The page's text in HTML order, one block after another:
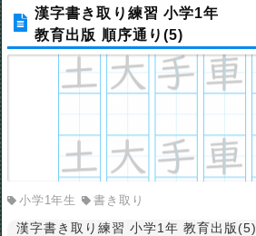
漢字書き取り練習 小学1年
教育出版 順序通り(5)
小学1年生 書き取り
漢字書き取り練習 小学1年 教育出版(5)